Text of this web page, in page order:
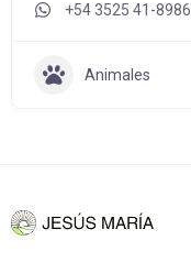
+54 3525 41-8986
Animales